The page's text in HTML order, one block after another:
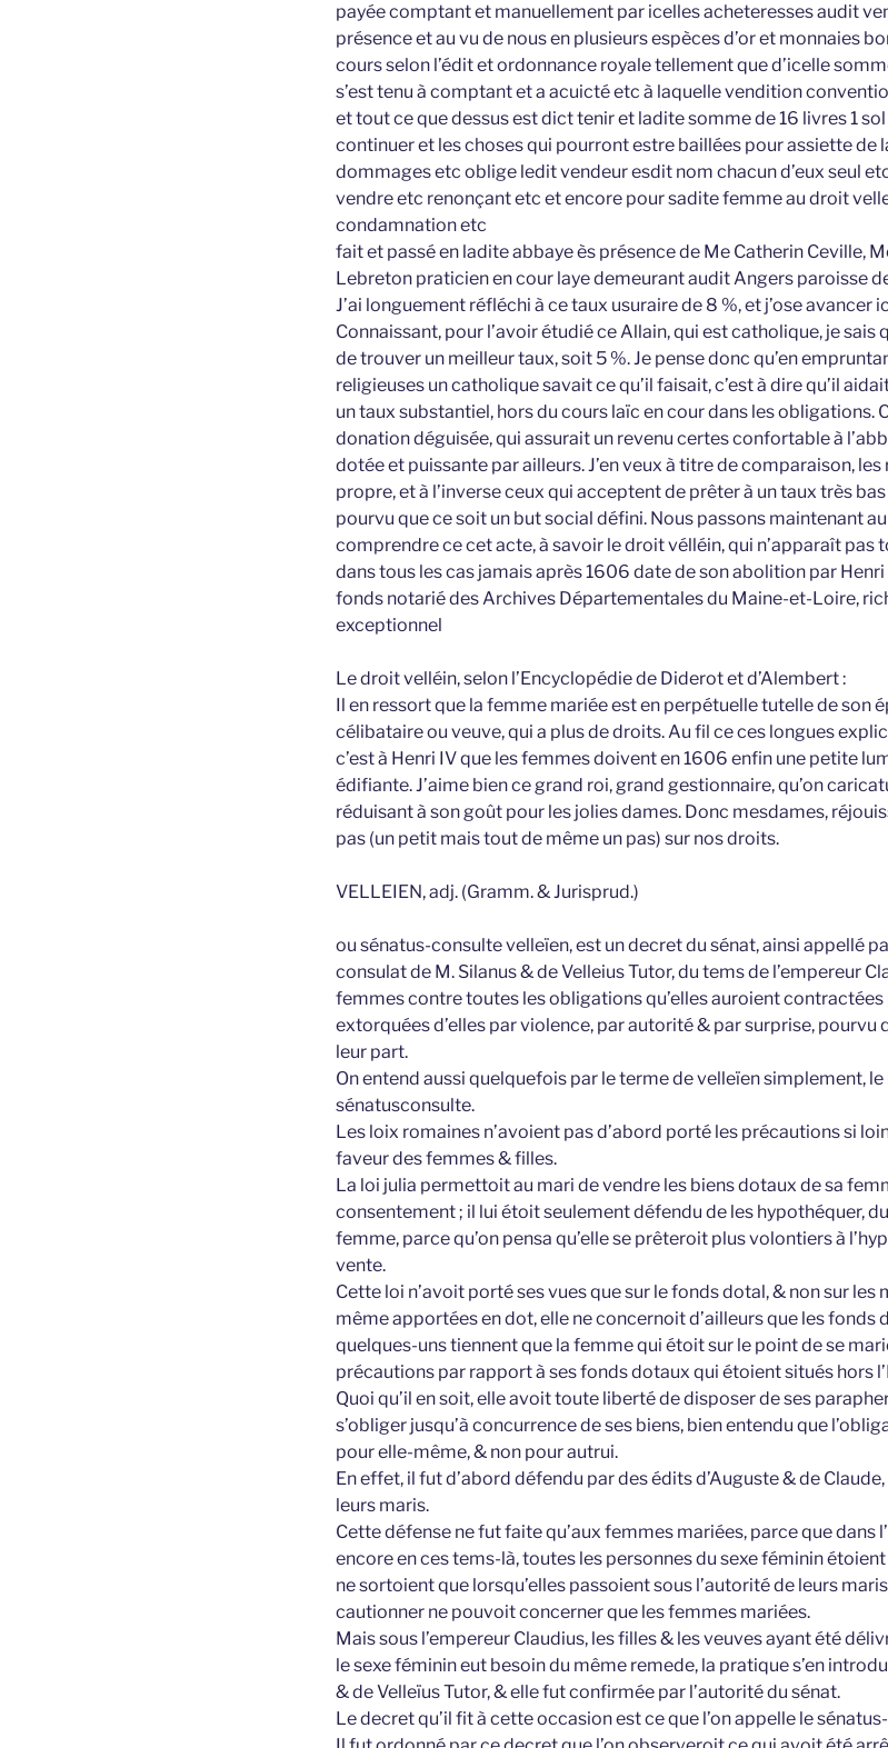
payée comptant et manuellement par icelles acheteresses audit
présence et au vu de nous en plusieurs espèces d’or et monnaies
cours selon l’édit et ordonnance royale tellement que d’icelle
s’est tenu à comptant et a acuicté etc à laquelle vendition
et tout ce que dessus est dict tenir et ladite somme de 16 livres 1
continuer et les choses qui pourront estre baillées pour assiette de
dommages etc oblige ledit vendeur esdit nom chacun d’eux seul
vendre etc renonçant etc et encore pour sadite femme au droit
condamnation etc
fait et passé en ladite abbaye ès présence de Me Catherin Ceville,
Lebreton praticien en cour laye demeurant audit Angers paroisse
J’ai longuement réfléchi à ce taux usuraire de 8 %, et j’ose
Connaissant, pour l’avoir étudié ce Allain, qui est catholique, je
de trouver un meilleur taux, soit 5 %. Je pense donc qu’en
religieuses un catholique savait ce qu’il faisait, c’est à dire qu’il
un taux substantiel, hors du cours laïc en cour dans les obligations.
donation déguisée, qui assurait un revenu certes confortable à
dotée et puissante par ailleurs. J’en veux à titre de comparaison,
propre, et à l’inverse ceux qui acceptent de prêter à un taux très
pourvu que ce soit un but social défini. Nous passons maintenant
comprendre ce cet acte, à savoir le droit vélléin, qui n’apparaît pas
dans tous les cas jamais après 1606 date de son abolition par Henri
fonds notarié des Archives Départementales du Maine-et-Loire,
exceptionnel
Le droit velléin, selon l’Encyclopédie de Diderot et d’Alembert :
Il en ressort que la femme mariée est en perpétuelle tutelle de son
célibataire ou veuve, qui a plus de droits. Au fil ce ces longues
c’est à Henri IV que les femmes doivent en 1606 enfin une petite
édifiante. J’aime bien ce grand roi, grand gestionnaire, qu’on
réduisant à son goût pour les jolies dames. Donc mesdames,
pas (un petit mais tout de même un pas) sur nos droits.
VELLEIEN, adj. (Gramm. & Jurisprud.)
ou sénatus-consulte velleïen, est un decret du sénat, ainsi appellé
consulat de M. Silanus & de Velleius Tutor, du tems de l’empereur
femmes contre toutes les obligations qu’elles auroient contractées
extorquées d’elles par violence, par autorité & par surprise, pourvu
leur part.
On entend aussi quelquefois par le terme de velleïen simplement,
sénatusconsulte.
Les loix romaines n’avoient pas d’abord porté les précautions si
faveur des femmes & filles.
La loi julia permettoit au mari de vendre les biens dotaux de sa
consentement ; il lui étoit seulement défendu de les hypothéquer,
femme, parce qu’on pensa qu’elle se prêteroit plus volontiers à
vente.
Cette loi n’avoit porté ses vues que sur le fonds dotal, & non sur
même apportées en dot, elle ne concernoit d’ailleurs que les fonds
quelques-uns tiennent que la femme qui étoit sur le point de se
précautions par rapport à ses fonds dotaux qui étoient situés hors
Quoi qu’il en soit, elle avoit toute liberté de disposer de ses
s’obliger jusqu’à concurrence de ses biens, bien entendu que
pour elle-même, & non pour autrui.
En effet, il fut d’abord défendu par des édits d’Auguste & de
leurs maris.
Cette défense ne fut faite qu’aux femmes mariées, parce que dans
encore en ces tems-là, toutes les personnes du sexe féminin
ne sortoient que lorsqu’elles passoient sous l’autorité de leurs
cautionner ne pouvoit concerner que les femmes mariées.
Mais sous l’empereur Claudius, les filles & les veuves ayant été
le sexe féminin eut besoin du même remede, la pratique s’en
& de Velleïus Tutor, & elle fut confirmée par l’autorité du sénat.
Le decret qu’il fit à cette occasion est ce que l’on appelle le